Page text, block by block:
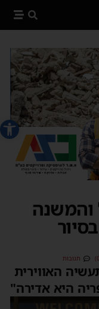
פתח
תגובות
האווירית
היא אדירה"